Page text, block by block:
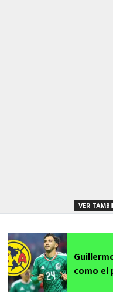
VER
como el